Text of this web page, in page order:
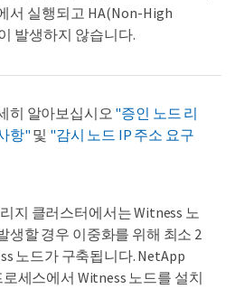
서 실행되고 HA(Non-High
발생하지 않습니다.
히 알아보십시오"증인 노드 리
항"및 "감시 노드 IP 주소 요구
지 클러스터에서는 Witness 노
생할 경우 이중화를 위해 최소 2
노드가 구축됩니다. NetApp
로세스에서 Witness 노드를 설치